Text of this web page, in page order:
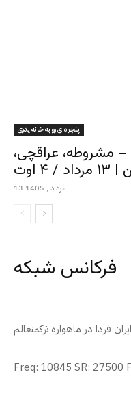
پنجره‌ای رو به خانه پدری
– مشروطه، عراقچی،
13 مرداد , 1405
فرکانس شبکه
Freq: 10845 SR: 27500